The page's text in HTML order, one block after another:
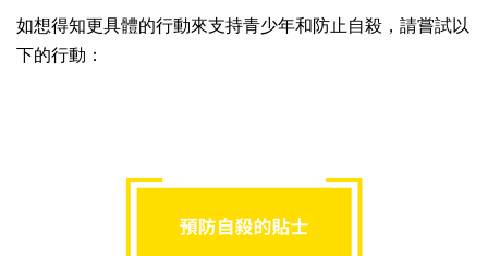
如想得知更具體的行動來支持青少年和防止自殺，請嘗試以
下的行動：